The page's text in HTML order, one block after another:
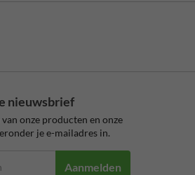
nieuwsbrief
onze producten en onze
je e-mailadres in.
Aanmelden